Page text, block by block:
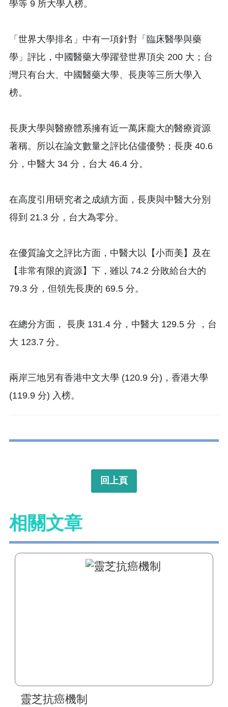
學等 9 所大學入榜。
「世界大學排名」中有一項針對「臨床醫學與藥
學」評比，中國醫藥大學躍登世界頂尖 200 大；台
灣只有台大、中國醫藥大學、長庚等三所大學入
榜。
長庚大學與醫療體系擁有近一萬床龐大的醫療資源
著稱。所以在論文數量之評比佔儘優勢；長庚 40.6
分，中醫大 34 分，台大 46.4 分。
在高度引用研究者之成績方面，長庚與中醫大分別
得到 21.3 分，台大為零分。
在優質論文之評比方面，中醫大以【小而美】及在
【非常有限的資源】下，雖以 74.2 分敗給台大的
79.3 分，但領先長庚的 69.5 分。
在總分方面， 長庚 131.4 分，中醫大 129.5 分 ，台
大 123.7 分。
兩岸三地另有香港中文大學 (120.9 分)，香港大學
(119.9 分) 入榜。
回上頁
相關文章
靈芝抗癌機制